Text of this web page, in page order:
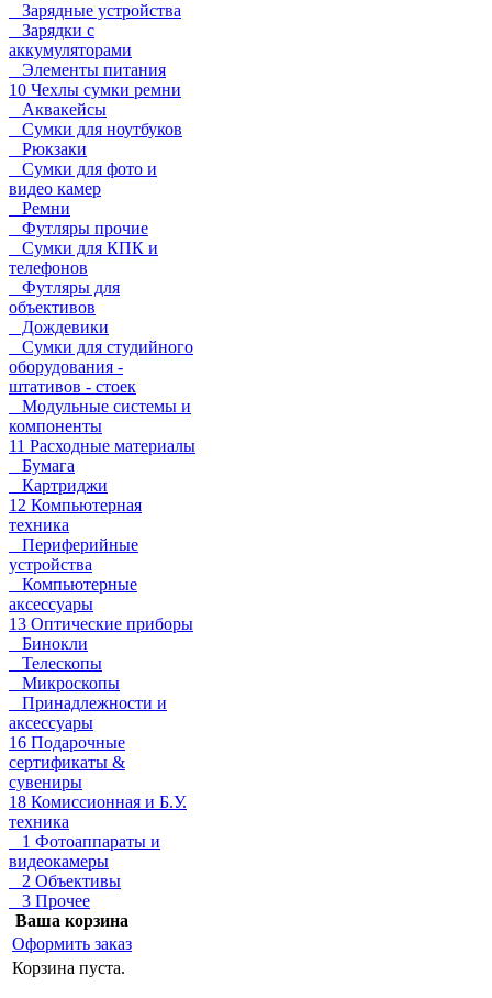
Зарядные устройства
Зарядки с
аккумуляторами
Элементы питания
10 Чехлы сумки ремни
Аквакейсы
Сумки для ноутбуков
Рюкзаки
Сумки для фото и
видео камер
Ремни
Футляры прочие
Сумки для КПК и
телефонов
Футляры для
объективов
Дождевики
Сумки для студийного
оборудования -
штативов - стоек
Модульные системы и
компоненты
11 Расходные материалы
Бумага
Картриджи
12 Компьютерная
техника
Периферийные
устройства
Компьютерные
аксессуары
13 Оптические приборы
Бинокли
Телескопы
Микроскопы
Принадлежности и
аксессуары
16 Подарочные
сертификаты &
сувениры
18 Комиссионная и Б.У.
техника
1 Фотоаппараты и
видеокамеры
2 Объективы
3 Прочее
Ваша корзина
Оформить заказ
Корзина пуста.